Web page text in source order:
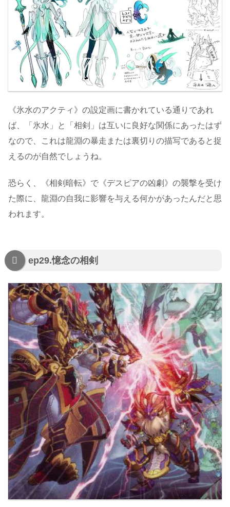
《氷水のアクティ》の設定画に書かれている通りであれ
ば、「氷水」と「相剣」は互いに良好な関係にあったはず
なので、これは龍淵の暴走または裏切りの描写であると捉
えるのが自然でしょうね。
恐らく、《相剣暗転》で《デスピアの凶劇》の襲撃を受け
た際に、龍淵の自我に影響を与える何かがあったんだと思
われます。
ep29.憶念の相剣